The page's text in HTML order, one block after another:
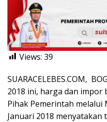
Views: 39
SUARACELEBES.COM,
2018 ini, harga dan impor
Pihak Pemerintah melalui
Januari 2018